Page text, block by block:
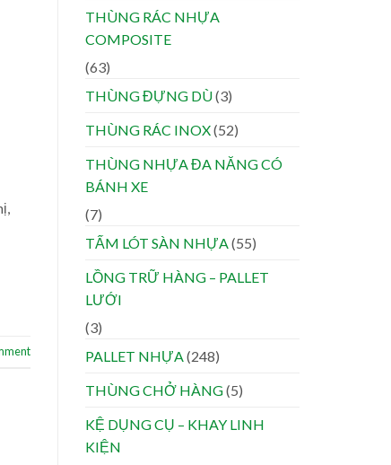
THÙNG RÁC NHỰA
COMPOSITE
(63)
THÙNG ĐỰNG DÙ(3)
THÙNG RÁC INOX(52)
THÙNG NHỰA ĐA NĂNG CÓ
BÁNH XE
(7)
TẤM LÓT SÀN NHỰA(55)
LỒNG TRỮ HÀNG – PALLET
LƯỚI
(3)
PALLET NHỰA(248)
THÙNG CHỞ HÀNG(5)
KỆ DỤNG CỤ – KHAY LINH
KIỆN